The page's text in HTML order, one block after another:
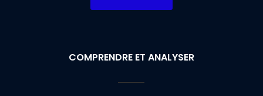
COMPRENDRE ET ANALYSER